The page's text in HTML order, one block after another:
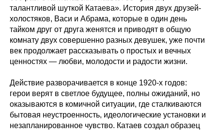
талантливой шуткой Катаева». История двух друзей-
холостяков, Васи и Абрама, которые в один день
тайком друг от друга женятся и приводят в общую
комнату двух совершенно разных девушек, уже почти
век продолжает рассказывать о простых и вечных
ценностях — любви, молодости и радости жизни.
Действие разворачивается в конце 1920-х годов:
герои верят в светлое будущее, полны ожиданий, но
оказываются в комичной ситуации, где сталкиваются
бытовая неустроенность, идеологические установки и
незапланированное чувство. Катаев создал образец